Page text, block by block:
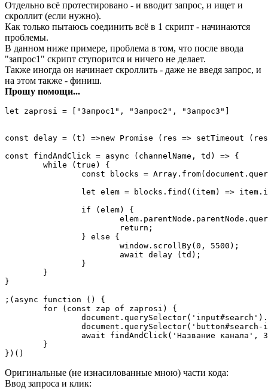
Отдельно всё протестировано - и вводит запрос, и ищет и
скроллит (если нужно).
Как только пытаюсь соединить всё в 1 скрипт - начинаются
проблемы.
В данном ниже примере, проблема в том, что после ввода
"запрос1" скрипт ступорится и ничего не делает.
Также иногда он начинает скроллить - даже не введя запрос, и
на этом также - финиш.
Прошу помощи...
let zaprosi = ["Запрос1", "Запрос2", "Запрос3"]
const delay = (t) =>new Promise (res => setTimeout
const findAndClick = async (channelName, td) => {
}
;(async function () {
})()
Оригинальные (не изнасилованные мною) части кода:
Ввод запроса и клик: